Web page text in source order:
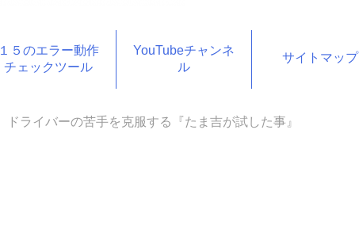
１５のエラー動作
チェックツール
YouTubeチャンネ
ル
サイトマップ
ドライバーの苦手を克服する『たま吉が試した事』